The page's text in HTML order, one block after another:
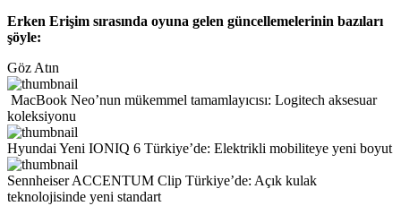
Erken Erişim sırasında oyuna gelen güncellemelerinin bazıları
şöyle:
Göz Atın
MacBook Neo’nun mükemmel tamamlayıcısı: Logitech aksesuar
koleksiyonu
Hyundai Yeni IONIQ 6 Türkiye’de: Elektrikli mobiliteye yeni boyut
Sennheiser ACCENTUM Clip Türkiye’de: Açık kulak
teknolojisinde yeni standart